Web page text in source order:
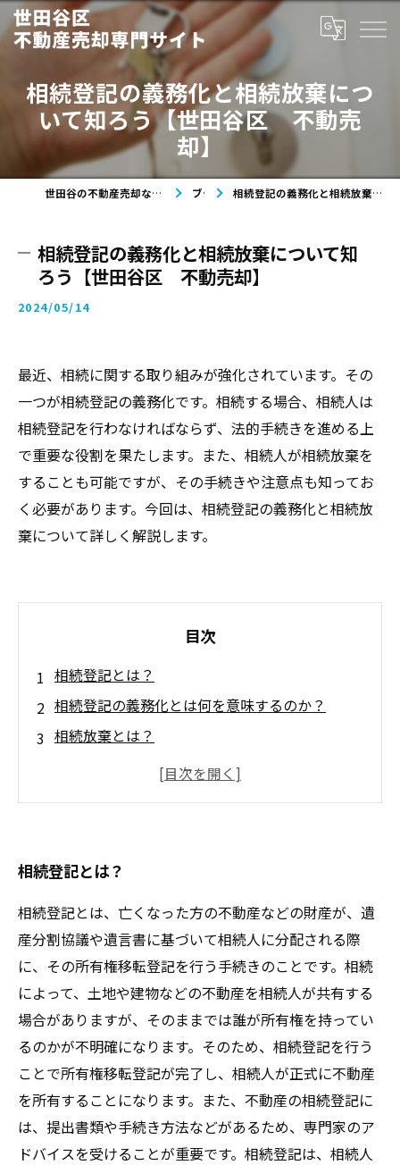
相続登記の義務化と相続放棄につ
いて知ろう【世田谷区 不動売
却】
世田谷の不動産売却なら世田谷区不動産売却専門サイト ブログ 相続登記の義務化と相続放棄について知ろう【世田谷区 不動売却】
相続登記の義務化と相続放棄について知
ろう【世田谷区 不動売却】
2024/05/14
最近、相続に関する取り組みが強化されています。その
一つが相続登記の義務化です。相続する場合、相続人は
相続登記を行わなければならず、法的手続きを進める上
で重要な役割を果たします。また、相続人が相続放棄を
することも可能ですが、その手続きや注意点も知ってお
く必要があります。今回は、相続登記の義務化と相続放
棄について詳しく解説します。
目次
相続登記とは？
相続登記の義務化とは何を意味するのか？
相続放棄とは？
相続放棄のメリットとデメリットは？
相続登記とは？
相続登記とは、亡くなった方の不動産などの財産が、遺
産分割協議や遺言書に基づいて相続人に分配される際
に、その所有権移転登記を行う手続きのことです。相続
によって、土地や建物などの不動産を相続人が共有する
場合がありますが、そのままでは誰が所有権を持ってい
るのかが不明確になります。そのため、相続登記を行う
ことで所有権移転登記が完了し、相続人が正式に不動産
を所有することになります。また、不動産の相続登記に
は、提出書類や手続き方法などがあるため、専門家のア
ドバイスを受けることが重要です。相続登記は、相続人